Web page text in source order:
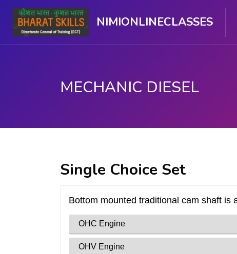
NIMIONLINECLASSES
MECHANIC DIESEL
Single Choice Set